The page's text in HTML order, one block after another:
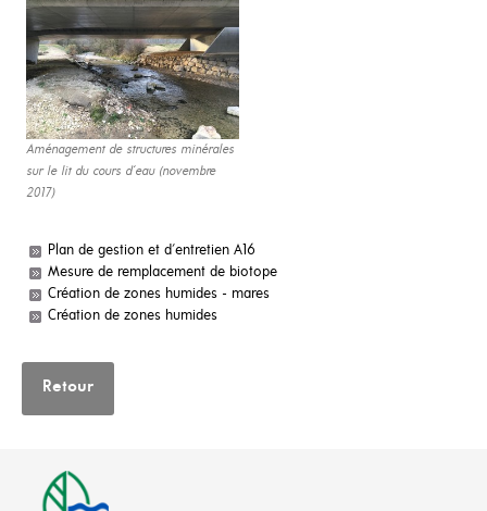
Aménagement de structures minérales
sur le lit du cours d‘eau (novembre
2017)
Plan de gestion et d'entretien A16
Mesure de remplacement de biotope
Création de zones humides - mares
Création de zones humides
Retour